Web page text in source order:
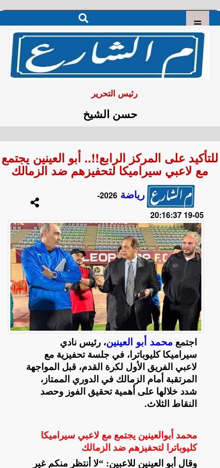
رئيس التحرير
حسن الشيخ
للتأكيد على المركز الرابع!!.. أبو العينين يجتمع
مع لاعبي سيراميكا لتحفيزهم ضد الزمالك
رياضة
2026-
05-19 20:16:37
اجتمع محمد أبو العينين، رئيس نادي
سيراميكا كليوباترا، في جلسة تحفيزية مع
لاعبي الفريق الأول لكرة القدم، قبل المواجهة
المرتقبة أمام الزمالك في الدوري الممتاز،
شدد خلالها على أهمية تحقيق الفوز وحصد
النقاط الثلاث.
محمد أبوالعينين يجتمع مع لاعبي سيراميكا
كليوباترا لتحفيزهم ضد الزمالك
وقال أبو العينين للاعبين: “لا أنتظر منكم غير